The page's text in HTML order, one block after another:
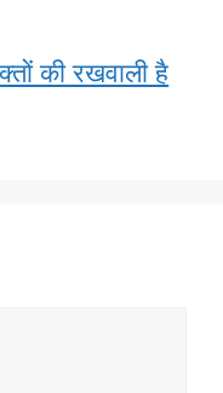
की रखवाली है